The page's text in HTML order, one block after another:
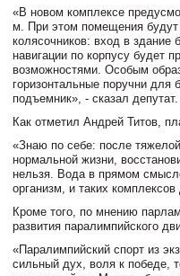
«В новом комплексе
м. При этом помещения
колясочников: вход в здание
навигации по корпусу будет
возможностями. Особым
горизонтальные поручни для
подъемник», - сказал депутат.
Как отметил Андрей Титов,
«Знаю по себе: после
нормальной жизни,
нельзя. Вода в прямом
организм, и таких
Кроме того, по мнению
развития паралимпийского
«Паралимпийский спорт из
сильный дух, воля к победе,